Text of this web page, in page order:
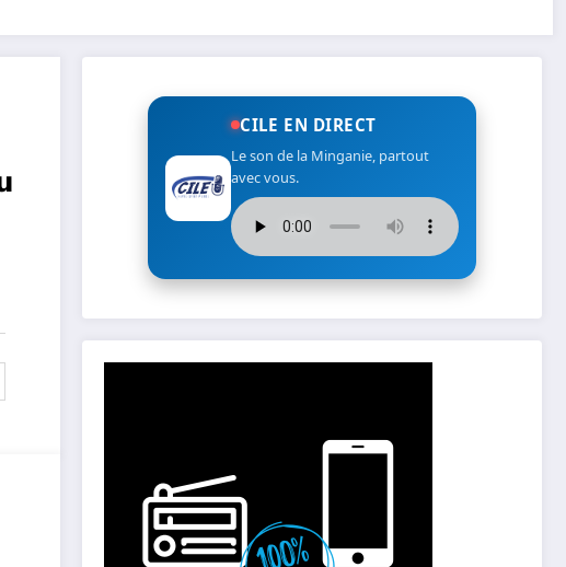
CILE EN DIRECT
Le son de la Minganie, partout
avec vous.